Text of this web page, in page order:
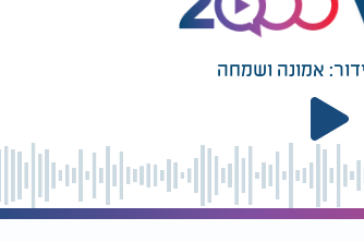
אמונה ושמחה